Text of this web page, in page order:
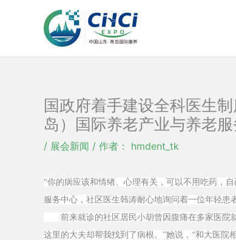
国政府着手建设全科医生
岛）国际养老产业与养老
/ 展会新闻 / 作者： hmdent_tk
“你的病应该和情绪、心理有关，可以不用吃药，
服务中心，社区医生韩涛耐心地询问着一位年轻患
前来就诊的社区居民小胡曾因腹痛在多家医院就
这里的大夫却帮我找到了病根。”她说，“和大医院